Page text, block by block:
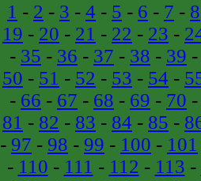
1 - 2 - 3 - 4 - 5 - 6 - 7 - 8
19 - 20 - 21 - 22 - 23 -
- 35 - 36 - 37 - 38 - 39
50 - 51 - 52 - 53 - 54 -
- 66 - 67 - 68 - 69 - 70
81 - 82 - 83 - 84 - 85 -
- 97 - 98 - 99 - 100 - 101
- 110 - 111 - 112 - 113 -